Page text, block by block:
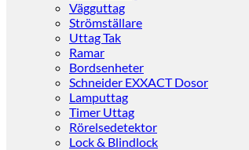
Vägguttag
Strömställare
Uttag Tak
Ramar
Bordsenheter
Schneider EXXACT Dosor
Lamputtag
Timer Uttag
Rörelsedetektor
Lock & Blindlock